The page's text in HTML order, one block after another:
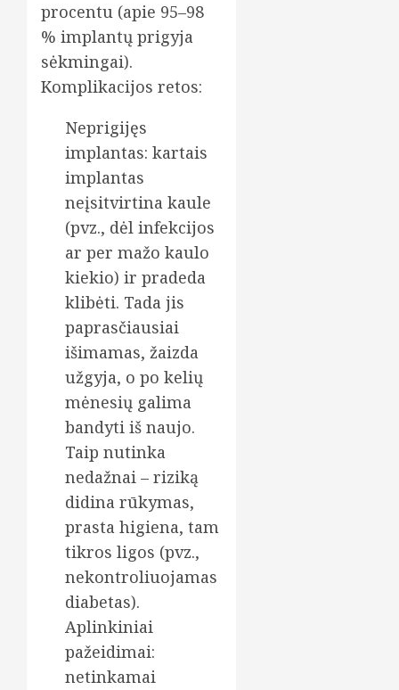
procentu (apie 95–98
% implantų prigyja
sėkmingai).
Komplikacijos retos:
Neprigijęs
implantas: kartais
implantas
neįsitvirtina kaule
(pvz., dėl infekcijos
ar per mažo kaulo
kiekio) ir pradeda
klibėti. Tada jis
paprasčiausiai
išimamas, žaizda
užgyja, o po kelių
mėnesių galima
bandyti iš naujo.
Taip nutinka
nedažnai – riziką
didina rūkymas,
prasta higiena, tam
tikros ligos (pvz.,
nekontroliuojamas
diabetas).
Aplinkiniai
pažeidimai:
netinkamai